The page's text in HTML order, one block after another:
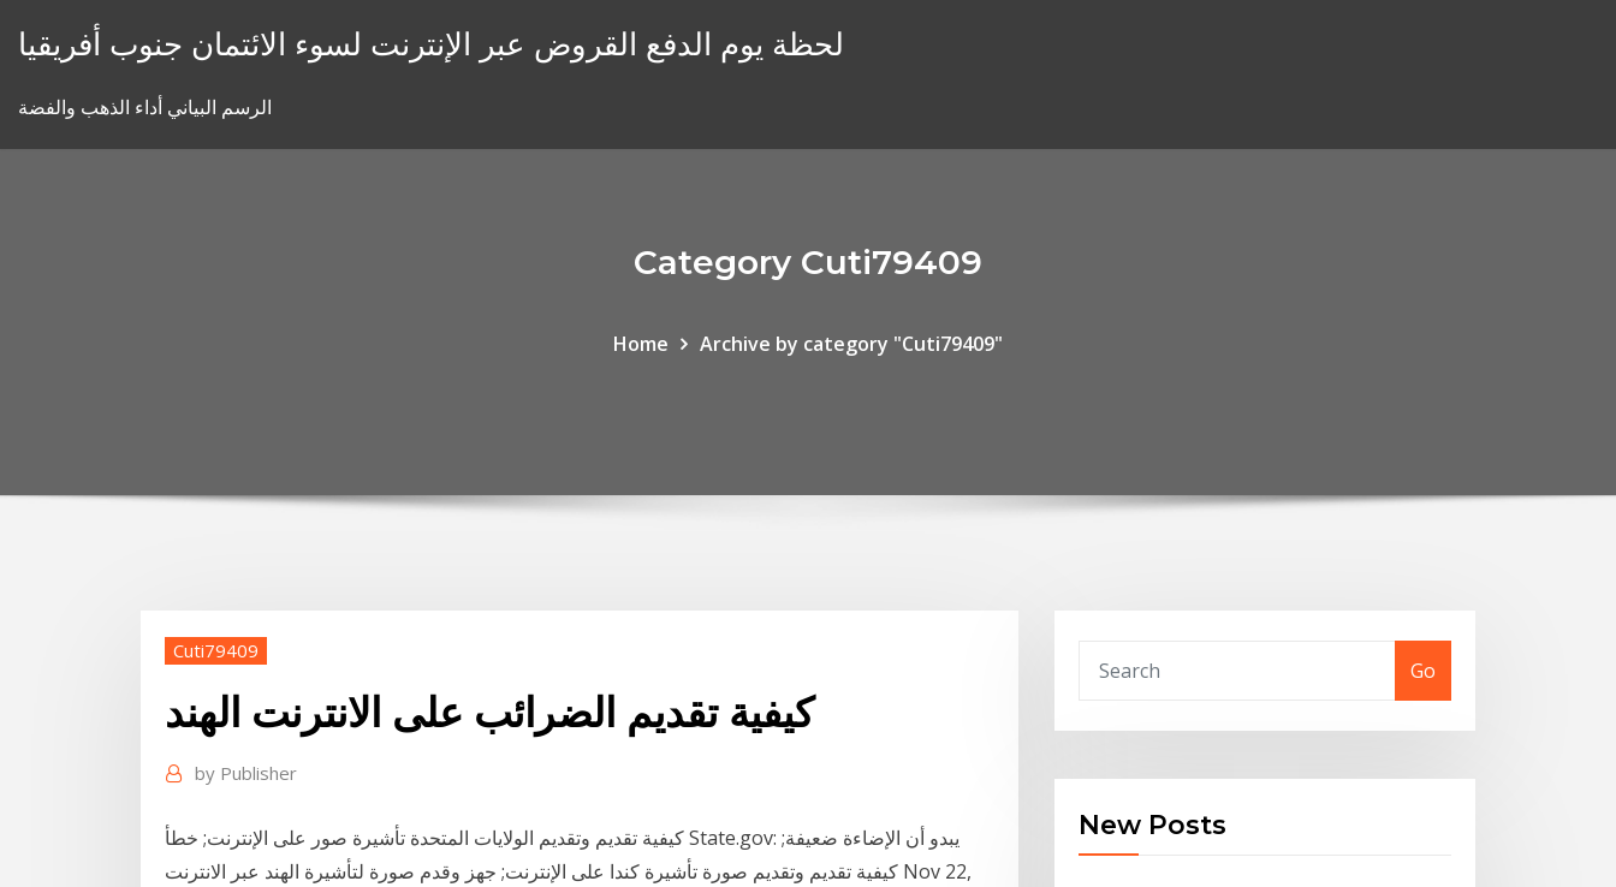
لحظة يوم الدفع القروض عبر الإنترنت لسوء الائتمان جنوب أفريقيا
الرسم البياني أداء الذهب والفضة
Category Cuti79409
Home Archive by category "Cuti79409"
Cuti79409
كيفية تقديم الضرائب على الانترنت الهند
by Publisher
كيفية تقديم وتقديم الولايات المتحدة تأشيرة صور على الإنترنت; خطأ State.gov: يبدو أن الإضاءة ضعيفة;
كيفية تقديم وتقديم صورة تأشيرة كندا على الإنترنت; جهز وقدم صورة لتأشيرة الهند عبر الانترنت Nov 22,
Go
New Posts